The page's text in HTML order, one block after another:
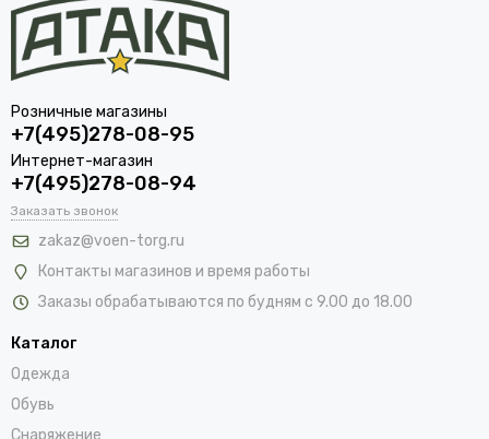
Розничные магазины
+7(495)278-08-95
Интернет-магазин
+7(495)278-08-94
Заказать звонок
zakaz@voen-torg.ru
Контакты магазинов и время работы
Заказы обрабатываются по будням с 9.00 до 18.00
Каталог
Одежда
Обувь